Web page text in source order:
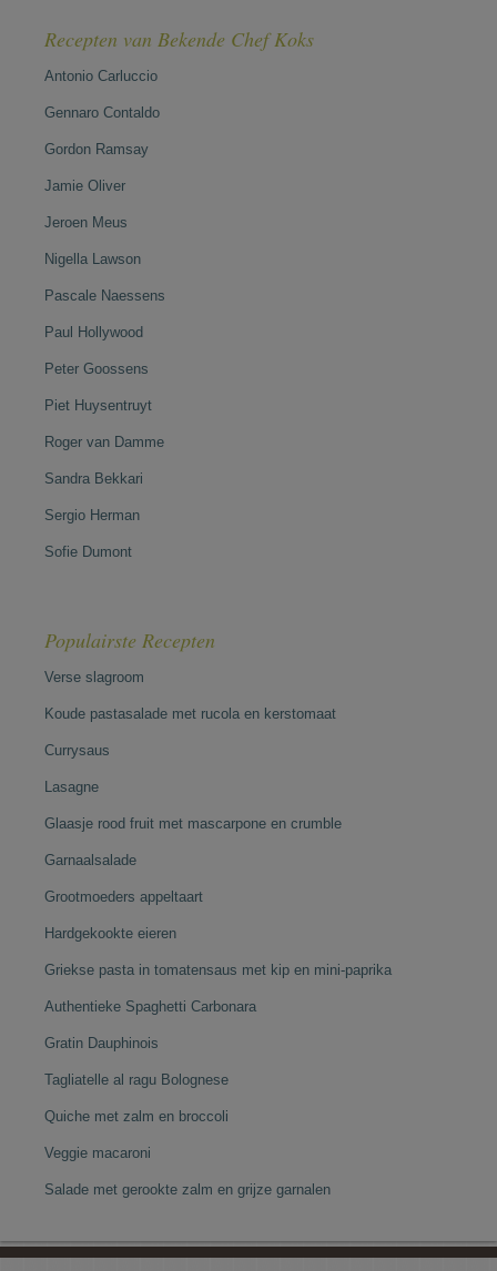
Recepten van Bekende Chef Koks
Antonio Carluccio
Gennaro Contaldo
Gordon Ramsay
Jamie Oliver
Jeroen Meus
Nigella Lawson
Pascale Naessens
Paul Hollywood
Peter Goossens
Piet Huysentruyt
Roger van Damme
Sandra Bekkari
Sergio Herman
Sofie Dumont
Populairste Recepten
Verse slagroom
Koude pastasalade met rucola en kerstomaat
Currysaus
Lasagne
Glaasje rood fruit met mascarpone en crumble
Garnaalsalade
Grootmoeders appeltaart
Hardgekookte eieren
Griekse pasta in tomatensaus met kip en mini-paprika
Authentieke Spaghetti Carbonara
Gratin Dauphinois
Tagliatelle al ragu Bolognese
Quiche met zalm en broccoli
Veggie macaroni
Salade met gerookte zalm en grijze garnalen